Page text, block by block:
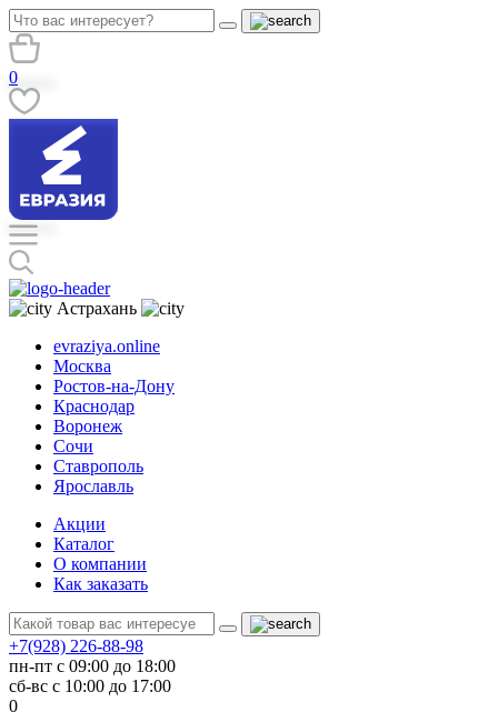
0
Астрахань
evraziya.online
Москва
Ростов-на-Дону
Краснодар
Воронеж
Сочи
Ставрополь
Ярославль
Акции
Каталог
О компании
Как заказать
+7(928) 226-88-98
пн-пт с 09:00 до 18:00
сб-вс с 10:00 до 17:00
0